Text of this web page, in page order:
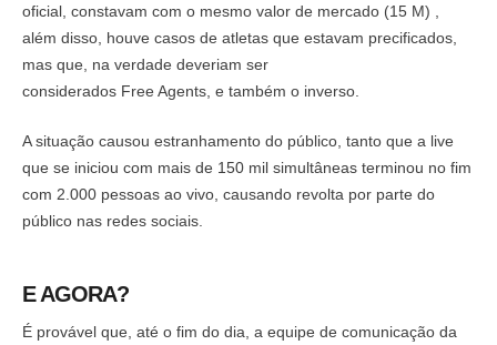
oficial, constavam com o mesmo valor de mercado (15 M) ,
além disso, houve casos de atletas que estavam precificados,
mas que, na verdade deveriam ser
considerados Free Agents, e também o inverso.
A situação causou estranhamento do público, tanto que a live
que se iniciou com mais de 150 mil simultâneas terminou no fim
com 2.000 pessoas ao vivo, causando revolta por parte do
público nas redes sociais.
E AGORA?
É provável que, até o fim do dia, a equipe de comunicação da